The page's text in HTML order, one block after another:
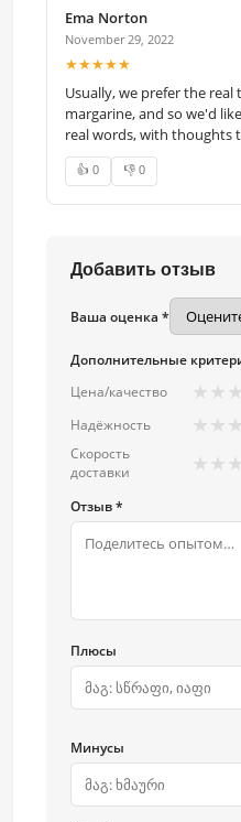
Ema Norton
November 29, 2022
★★★★★
Usually, we prefer the
margarine, and so we'd
real words, with thoughts
👍 0 👎 0
Добавить отзыв
Ваша оценка *
Дополнительные
Цена/качество
★ ★ ★
Надёжность ★ ★ ★
Скорость
доставки
★ ★ ★
Отзыв *
Плюсы
Минусы